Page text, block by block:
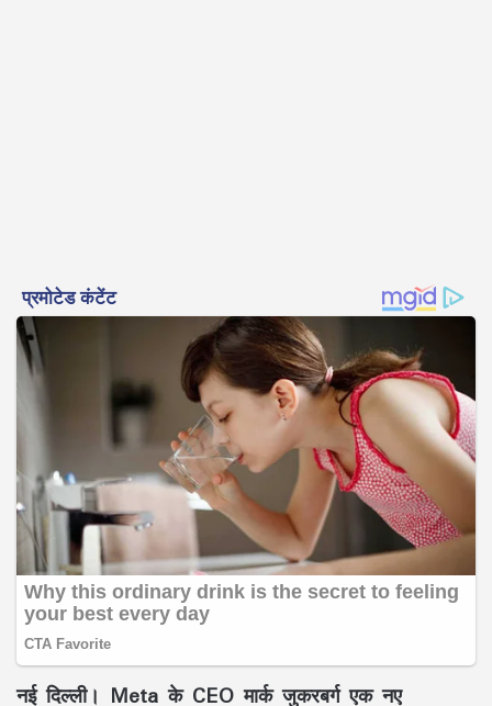
नई दिल्ली। Meta के CEO मार्क जुकरबर्ग एक नए